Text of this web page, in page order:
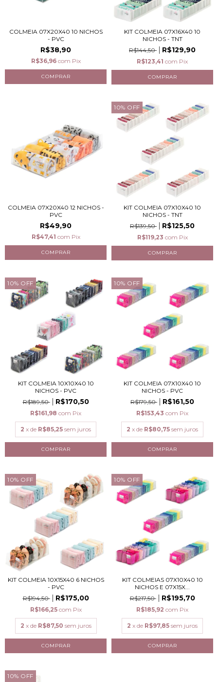
COLMEIA 07X20X40 10 NICHOS
- PVC
R$38,90
R$36,96 com Pix
KIT COLMEIA 07X16X40 10
NICHOS - TNT
R$144,50
R$129,90
R$123,41 com Pix
COLMEIA 07X20X40 12 NICHOS -
PVC
R$49,90
R$47,41 com Pix
10% OFF
KIT COLMEIA 07X10X40 10
NICHOS - TNT
R$139,50
R$125,50
R$119,23 com Pix
10% OFF
KIT COLMEIA 10X10X40 10
NICHOS - PVC
R$189,50
R$170,50
R$161,98 com Pix
2 x de R$85,25 sem juros
10% OFF
KIT COLMEIA 07X10X40 10
NICHOS - PVC
R$179,50
R$161,50
R$153,43 com Pix
2 x de R$80,75 sem juros
10% OFF
KIT COLMEIA 10X15X40 6 NICHOS
- PVC
R$194,50
R$175,00
R$166,25 com Pix
2 x de R$87,50 sem juros
10% OFF
KIT COLMEIAS 07X10X40 10
NICHOS E 07X15X...
R$217,50
R$195,70
R$185,92 com Pix
2 x de R$97,85 sem juros
10% OFF